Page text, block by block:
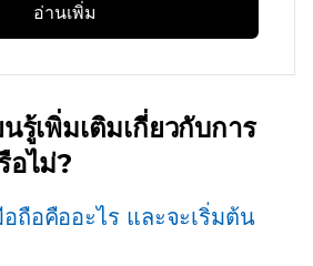
อ่านเพิ่ม
รู้เพิ่มเติมเกี่ยวกับการ
อไม่?
ถือคืออะไร และจะเริ่มต้น